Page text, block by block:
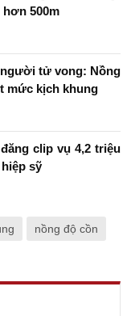
500m
người tử vong: Nồng
mức kịch khung
clip vụ 4,2 triệu
sỹ
nồng độ cồn